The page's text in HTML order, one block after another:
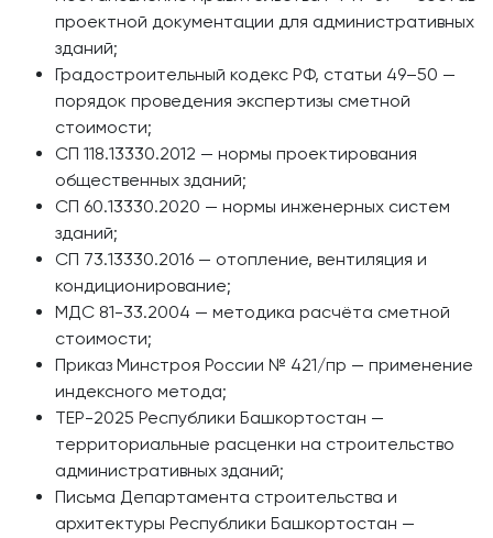
проектной документации для административных
зданий;
Градостроительный кодекс РФ, статьи 49–50 —
порядок проведения экспертизы сметной
стоимости;
СП 118.13330.2012 — нормы проектирования
общественных зданий;
СП 60.13330.2020 — нормы инженерных систем
зданий;
СП 73.13330.2016 — отопление, вентиляция и
кондиционирование;
МДС 81-33.2004 — методика расчёта сметной
стоимости;
Приказ Минстроя России № 421/пр — применение
индексного метода;
ТЕР-2025 Республики Башкортостан —
территориальные расценки на строительство
административных зданий;
Письма Департамента строительства и
архитектуры Республики Башкортостан —